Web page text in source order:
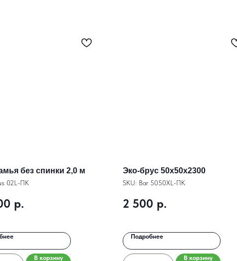
без спинки 2,0 м
02L-ПК
р.
В корзину
Эко-брус 50х50х2300
SKU: Bar 5050XL-ПК
2 500 р.
Подробнее
В корзину